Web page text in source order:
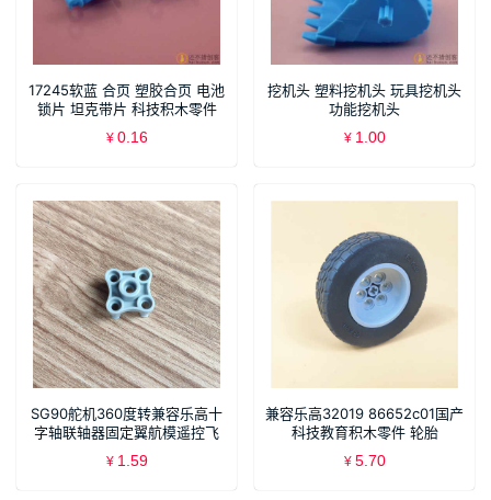
17245软蓝 合页 塑胶合页 电池
锁片 坦克带片 科技积木零件
¥ 0.16
挖机头 塑料挖机头 玩具挖机头
功能挖机头
¥ 1.00
SG90舵机360度转兼容乐高十
字轴联轴器固定翼航模遥控飞
机配件 B243
¥ 1.59
兼容乐高32019 86652c01国产
科技教育积木零件 轮胎
62.4x20mm轮毂
¥ 5.70